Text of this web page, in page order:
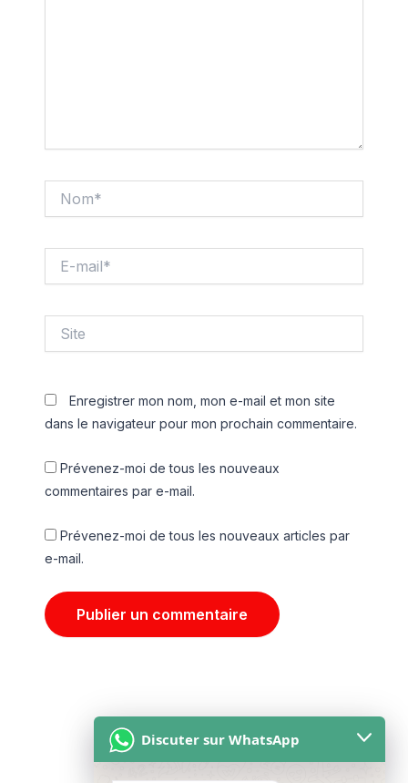
mail*
Enregistrer mon nom, mon e-mail et mon site
dans le navigateur pour mon prochain commentaire.
Prévenez-moi de tous les nouveaux
commentaires par e-mail.
Prévenez-moi de tous les nouveaux articles par
e-mail.
Discuter sur WhatsApp